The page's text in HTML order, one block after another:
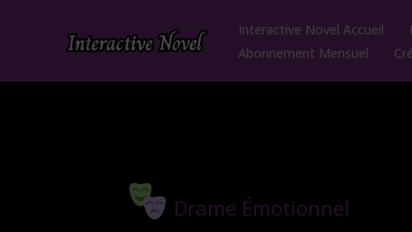
Interactive Novel Accueil
Abonnement Mensuel
Drame Émotionnel